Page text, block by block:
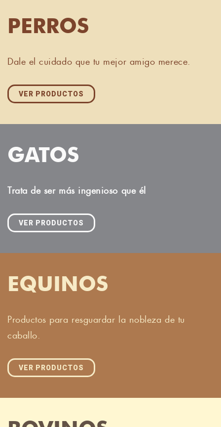
PERROS
Dale el cuidado que tu mejor amigo merece.
VER PRODUCTOS
GATOS
Trata de ser más ingenioso que él
VER PRODUCTOS
EQUINOS
Productos para resguardar la nobleza de tu
caballo.
VER PRODUCTOS